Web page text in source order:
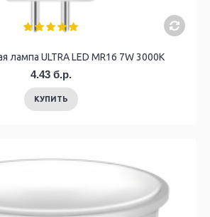
лампа ULTRA LED MR16 7W 3000K
4.43 б.р.
КУПИТЬ